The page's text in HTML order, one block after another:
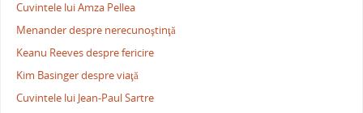
Cuvintele lui Amza Pellea
Menander despre nerecunoştinţă
Keanu Reeves despre fericire
Kim Basinger despre viaţă
Cuvintele lui Jean-Paul Sartre